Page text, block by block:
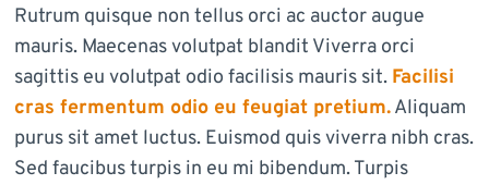
Rutrum quisque non tellus orci ac auctor augue
mauris. Maecenas volutpat blandit Viverra orci
sagittis eu volutpat odio facilisis mauris sit. Facilisi
cras fermentum odio eu feugiat pretium.Aliquam
purus sit amet luctus. Euismod quis viverra nibh cras.
Sed faucibus turpis in eu mi bibendum. Turpis